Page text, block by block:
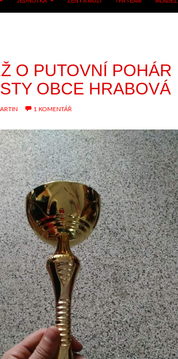
O PUTOVNÍ POHÁR
OBCE HRABOVÁ
1 KOMENTÁŘ